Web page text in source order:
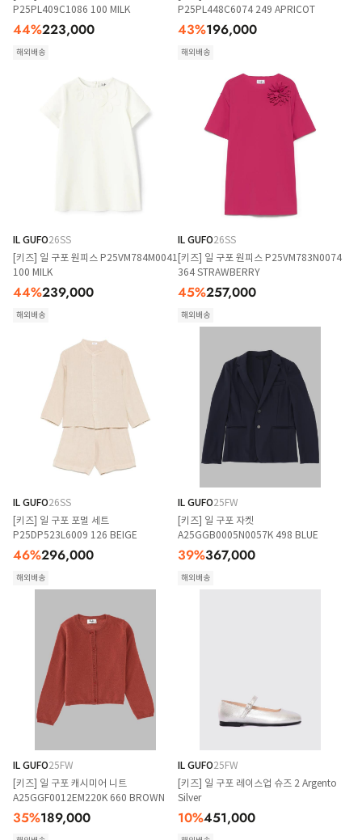
P25PL409C1086 100 MILK
44%223,000
해외배송
P25PL448C6074 249 APRICOT
43%196,000
해외배송
IL GUFO26SS
[키즈] 일 구포 원피스 P25VM784M0041
100 MILK
44%239,000
해외배송
IL GUFO26SS
[키즈] 일 구포 원피스 P25VM783N0074
364 STRAWBERRY
45%257,000
해외배송
IL GUFO26SS
[키즈] 일 구포 포멀 세트
P25DP523L6009 126 BEIGE
46%296,000
해외배송
IL GUFO25FW
[키즈] 일 구포 자켓
A25GGB0005N0057K 498 BLUE
39%367,000
해외배송
IL GUFO25FW
[키즈] 일 구포 캐시미어 니트
A25GGF0012EM220K 660 BROWN
35%189,000
IL GUFO25FW
[키즈] 일 구포 레이스업 슈즈 2 Argento
Silver
10%451,000